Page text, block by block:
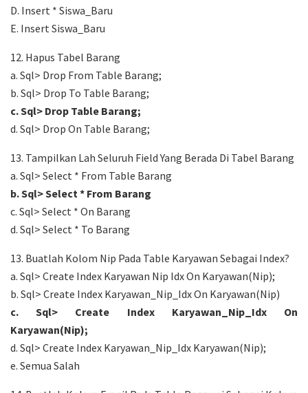
D. Insert * Siswa_Baru
E. Insert Siswa_Baru
12. Hapus Tabel Barang
a. Sql> Drop From Table Barang;
b. Sql> Drop To Table Barang;
c. Sql> Drop Table Barang;
d. Sql> Drop On Table Barang;
13. Tampilkan Lah Seluruh Field Yang Berada Di Tabel Barang
a. Sql> Select * From Table Barang
b. Sql> Select * From Barang
c. Sql> Select * On Barang
d. Sql> Select * To Barang
13. Buatlah Kolom Nip Pada Table Karyawan Sebagai Index?
a. Sql> Create Index Karyawan Nip Idx On Karyawan(Nip);
b. Sql> Create Index Karyawan_Nip_Idx On Karyawan(Nip)
c. Sql> Create Index Karyawan_Nip_Idx On
Karyawan(Nip);
d. Sql> Create Index Karyawan_Nip_Idx Karyawan(Nip);
e. Semua Salah